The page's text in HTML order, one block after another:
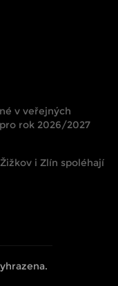
v veřejných
rok 2026/2027
i Zlín spoléhají